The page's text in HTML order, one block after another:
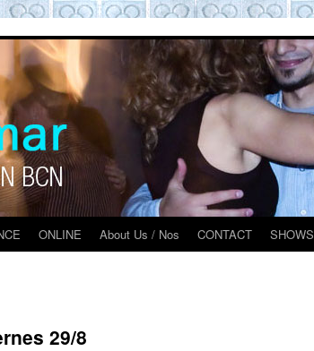
EXPERIENCE
ONLINE About Us / Nos CONTACT SHOWS
29/8